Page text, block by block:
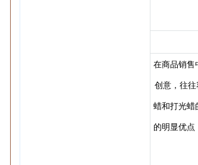
在商品销售
创意，往
蜡和打光蜡
的明显优点